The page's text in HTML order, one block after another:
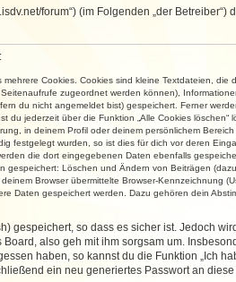
forum“) (im Folgenden „der
Cookies. Cookies sind kleine Textdateien,
zugeordnet werden können),
du nicht angemeldet bist) gespeichert. Ferner
du jederzeit über die Funktion „Alle Cookies löschen“
in deinem Profil oder deinem persönlichem
festgelegt wurden, so ist dies für dich vor deren
die dort eingegebenen Daten ebenfalls
gespeichert: Löschen und Ändern von Beiträgen
Browser übermittelte Browser-Kennzeichnung
Daten gespeichert werden. Dazu gehören dein
gespeichert, so dass es sicher ist. Jedoch
also geh mit ihm sorgsam um.
haben, so kannst du die Funktion „Ich
ein neu generiertes Passwort an